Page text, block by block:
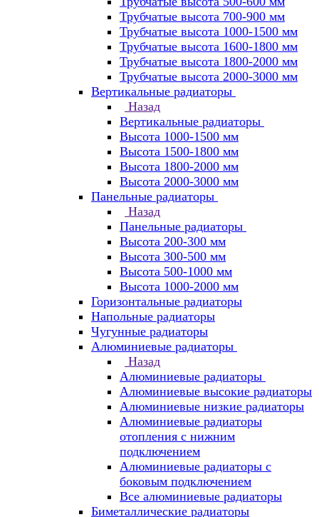
Трубчатые высота 700-900 мм
Трубчатые высота 1000-1500 мм
Трубчатые высота 1600-1800 мм
Трубчатые высота 1800-2000 мм
Трубчатые высота 2000-3000 мм
Вертикальные радиаторы
Назад
Вертикальные радиаторы
Высота 1000-1500 мм
Высота 1500-1800 мм
Высота 1800-2000 мм
Высота 2000-3000 мм
Панельные радиаторы
Назад
Панельные радиаторы
Высота 200-300 мм
Высота 300-500 мм
Высота 500-1000 мм
Высота 1000-2000 мм
Горизонтальные радиаторы
Напольные радиаторы
Чугунные радиаторы
Алюминиевые радиаторы
Назад
Алюминиевые радиаторы
Алюминиевые высокие радиаторы
Алюминиевые низкие радиаторы
Алюминиевые радиаторы
отопления с нижним
подключением
Алюминиевые радиаторы с
боковым подключением
Все алюминиевые радиаторы
Биметаллические радиаторы